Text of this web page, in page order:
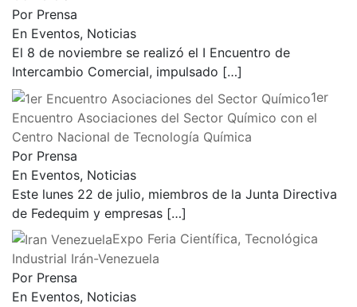
Por Prensa
En Eventos, Noticias
El 8 de noviembre se realizó el I Encuentro de
Intercambio Comercial, impulsado […]
1er
Encuentro Asociaciones del Sector Químico con el
Centro Nacional de Tecnología Química
Por Prensa
En Eventos, Noticias
Este lunes 22 de julio, miembros de la Junta Directiva
de Fedequim y empresas […]
Expo Feria Científica, Tecnológica
Industrial Irán-Venezuela
Por Prensa
En Eventos, Noticias